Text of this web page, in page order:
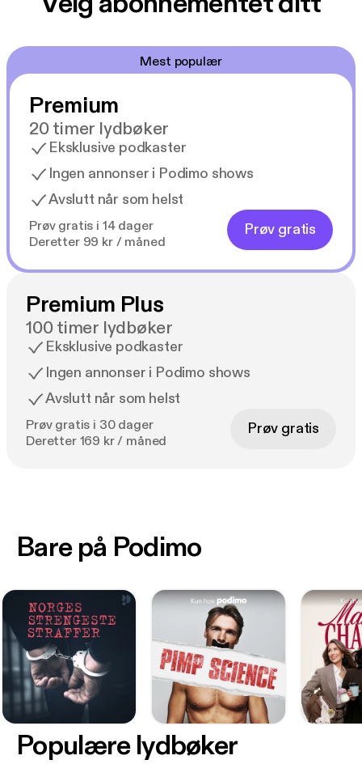
Mest populær
Premium
20 timer lydbøker
Eksklusive podkaster
Ingen annonser i Podimo shows
Avslutt når som helst
Prøv gratis i 14 dager
Deretter 99 kr / måned
Prøv gratis
Premium Plus
100 timer lydbøker
Eksklusive podkaster
Ingen annonser i Podimo shows
Avslutt når som helst
Prøv gratis i 30 dager
Deretter 169 kr / måned
Prøv gratis
Bare på Podimo
Populære lydbøker